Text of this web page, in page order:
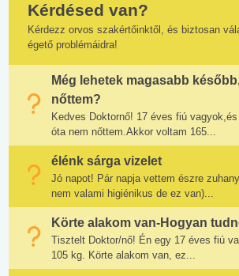
Kérdésed van?
Kérdezz orvos szakértőinktől, és biztosan
égető problémáidra!
Még lehetek magasabb
nőttem?
Kedves Doktornő! 17 éves fiú
óta nem nőttem.Akkor voltam 165...
élénk sárga vizelet
Jó napot! Pár napja vettem észre
nem valami higiénikus de ez van)...
Körte alakom van-Hogyan
Tisztelt Doktor/nő! Én egy 17 éves fiú
105 kg. Körte alakom van, ez...